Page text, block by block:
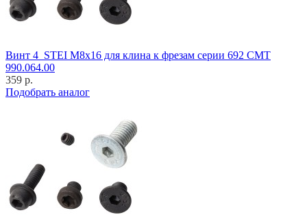
Винт 4_STEI M8x16 для клина к фрезам серии 692 CMT
990.064.00
359 р.
Подобрать аналог